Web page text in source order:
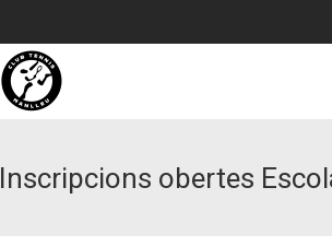
Inscripcions obertes